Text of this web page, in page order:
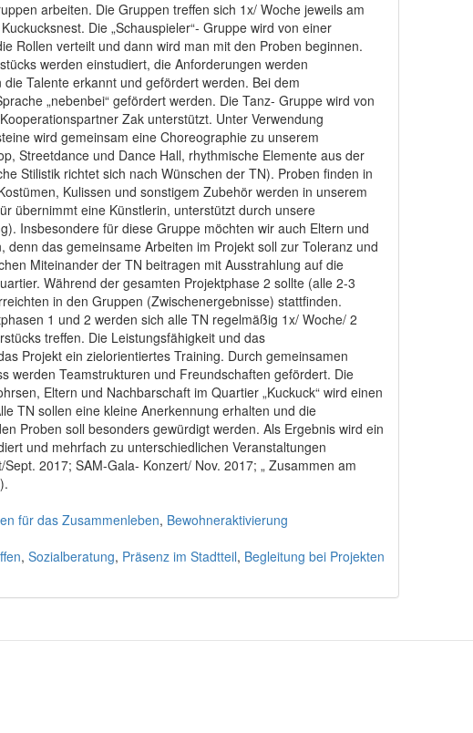
arbeiten. Die Gruppen treffen sich 1x/ Woche jeweils am
Die „Schauspieler“- Gruppe wird von einer
Rollen verteilt und dann wird man mit den Proben beginnen.
werden einstudiert, die Anforderungen werden
Talente erkannt und gefördert werden. Bei dem
„nebenbei“ gefördert werden. Die Tanz- Gruppe wird von
Zak unterstützt. Unter Verwendung
wird gemeinsam eine Choreographie zu unserem
Streetdance und Dance Hall, rhythmische Elemente aus der
Stilistik richtet sich nach Wünschen der TN). Proben finden in
Kulissen und sonstigem Zubehör werden in unserem
übernimmt eine Künstlerin, unterstützt durch unsere
Insbesondere für diese Gruppe möchten wir auch Eltern und
das gemeinsame Arbeiten im Projekt soll zur Toleranz und
Miteinander der TN beitragen mit Ausstrahlung auf die
Während der gesamten Projektphase 2 sollte (alle 2-3
in den Gruppen (Zwischenergebnisse) stattfinden.
1 und 2 werden sich alle TN regelmäßig 1x/ Woche/ 2
treffen. Die Leistungsfähigkeit und das
Projekt ein zielorientiertes Training. Durch gemeinsamen
werden Teamstrukturen und Freundschaften gefördert. Die
Eltern und Nachbarschaft im Quartier „Kuckuck“ wird einen
TN sollen eine kleine Anerkennung erhalten und die
Proben soll besonders gewürdigt werden. Als Ergebnis wird ein
und mehrfach zu unterschiedlichen Veranstaltungen
2017; SAM-Gala- Konzert/ Nov. 2017; „ Zusammen am
für das Zusammenleben, Bewohneraktivierung
, Sozialberatung, Präsenz im Stadtteil, Begleitung bei Projekten